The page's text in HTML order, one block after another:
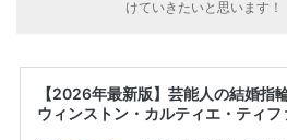
けていきたいと思います！
【2026年最新版】芸能人の結婚指
ウィンストン・カルティエ・ティ